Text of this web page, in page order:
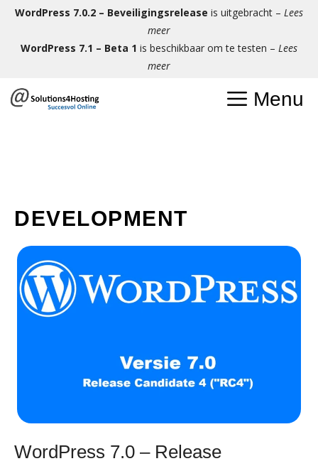
WordPress 7.0.2 – Beveiligingsrelease is uitgebracht – Lees
meer
WordPress 7.1 – Beta 1 is beschikbaar om te testen – Lees
meer
Menu
DEVELOPMENT
WordPress 7.0 – Release